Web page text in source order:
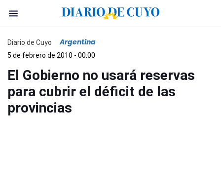
Diario de Cuyo Argentina
5 de febrero de 2010 - 00:00
El Gobierno no usará reservas
para cubrir el déficit de las
provincias